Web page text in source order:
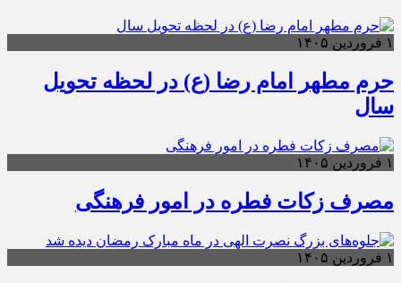
۱ فروردین ۱۴۰۵
حرم مطهر امام رضا (ع) در لحظه تحویل
سال
۱ فروردین ۱۴۰۵
مصرف زکات فطره در امور فرهنگی
۱ فروردین ۱۴۰۵